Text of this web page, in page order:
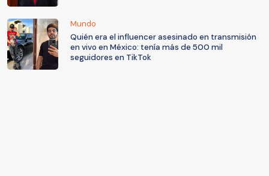
Mundo
Quién era el influencer asesinado en transmisión
en vivo en México: tenía más de 500 mil
seguidores en TikTok